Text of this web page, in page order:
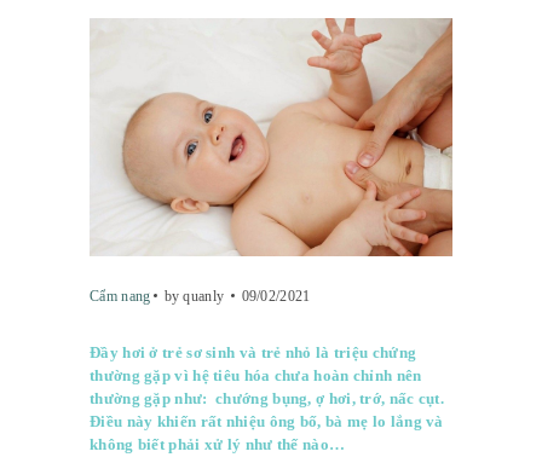
Cẩm nang by quanly 09/02/2021
Đầy hơi ở trẻ sơ sinh và trẻ nhỏ là triệu chứng
thường gặp vì hệ tiêu hóa chưa hoàn chỉnh nên
thường gặp như: chướng bụng, ợ hơi, trớ, nấc cụt.
Điều này khiến rất nhiệu ông bố, bà mẹ lo lắng và
không biết phải xử lý như thế nào…